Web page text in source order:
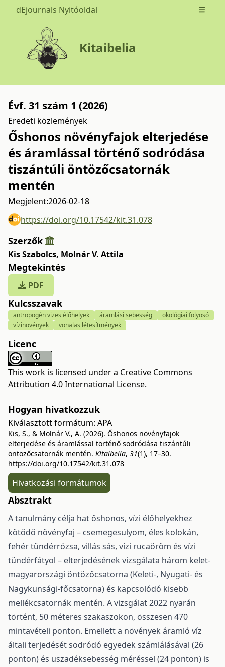
dEjournals Nyitóoldal Open
Kitaibelia
Évf. 31 szám 1 (2026)
Eredeti közlemények
Őshonos növényfajok elterjedése
és áramlással történő sodródása
tiszántúli öntözőcsatornák
mentén
Megjelent:2026-02-18
https://doi.org/10.17542/kit.31.078
Szerzők
Kis Szabolcs, Molnár V. Attila
Megtekintés
PDF
Kulcsszavak
antropogén vizes élőhelyek áramlási sebesség
ökológiai folyosó
vízinövények
vonalas létesítmények
Licenc
This work is licensed under a Creative Commons
Attribution 4.0 International License.
Hogyan hivatkozzuk
Kiválasztott formátum: APA
Kis, S., & Molnár V., A. (2026). Őshonos növényfajok
elterjedése és áramlással történő sodródása tiszántúli
öntözőcsatornák mentén. Kitaibelia, 31(1), 17–30.
https://doi.org/10.17542/kit.31.078
Hivatkozási formátumok
Absztrakt
A tanulmány célja hat őshonos, vízi élőhelyekhez
kötődő növényfaj – csemegesulyom, éles kolokán,
fehér tündérrózsa, villás sás, vízi rucaöröm és vízi
tündérfátyol – elterjedésének vizsgálata három kelet-
magyarországi öntözőcsatorna (Keleti-, Nyugati- és
Nagykunsági-főcsatorna) és kapcsoló­dó kisebb
mellékcsatornák mentén. A vizsgálat 2022 nyarán
történt, 50 méteres szakaszokon, összesen 470
mintavételi ponton. Emellett a növények áramló víz
általi terjedését sodródó egyedek számlálásá­val (26
ponton) és uszadéksebesség méréssel (24 ponton) is